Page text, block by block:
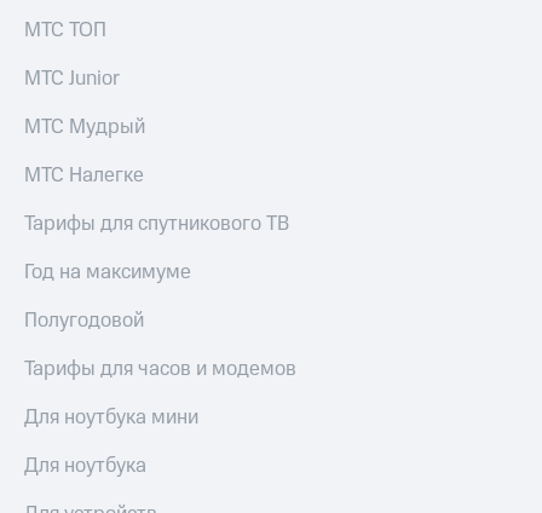
Рынок
Еврооблигации-2023
Уведомление
о
именных
облигаций
Другое
Регистратор
Реквизиты
развитие
этика
На главную
МТС ТОП
МТС Junior
МТС Мудрый
МТС Налегке
Тарифы для спутникового ТВ
Год на максимуме
Полугодовой
Тарифы для часов и модемов
Для ноутбука мини
Для ноутбука